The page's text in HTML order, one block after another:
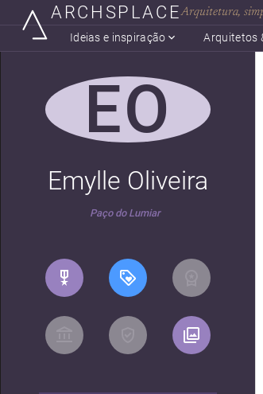
ARCHSPLACEArquitetura,
Ideias e inspiração Arquitetos
EO
Emylle Oliveira
Paço do Lumiar